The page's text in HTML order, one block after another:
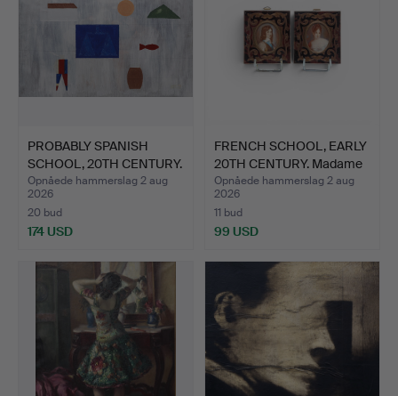
PROBABLY SPANISH
SCHOOL, 20TH CENTURY.
Ude…
Opnåede hammerslag 2 aug
2026
20 bud
174 USD
FRENCH SCHOOL, EARLY
20TH CENTURY. Madame
…
Opnåede hammerslag 2 aug
2026
11 bud
99 USD